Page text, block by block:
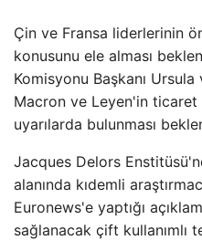
Çin ve Fransa liderlerinin
konusunu ele alması
Komisyonu Başkanı
Macron ve Leyen'in ticaret
uyarılarda bulunması
Jacques Delors
alanında kıdemli
Euronews'e yaptığı
sağlanacak çift kullanımlı